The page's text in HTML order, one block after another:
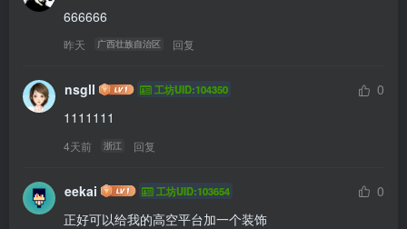
666666
昨天 广西壮族自治区 回复
nsgll 工坊UID:104350
0
1111111
4天前 浙江 回复
eekai 工坊UID:103654
0
正好可以给我的高空平台加一个装饰